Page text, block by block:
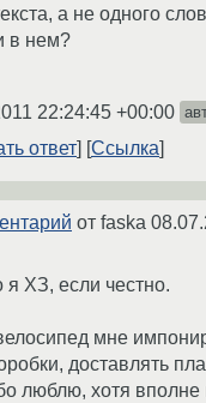
а не одного
в нем?
22:24:45 +00:00
ответ Ссылка
от faska
я ХЗ, если честно.
мне
доставлять
люблю, хотя вполне